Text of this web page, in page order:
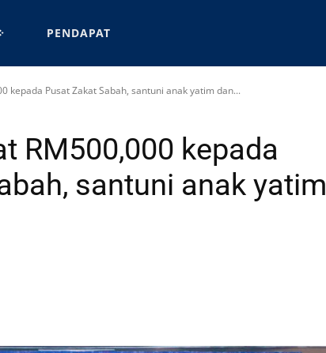
PENDAPAT
kepada Pusat Zakat Sabah, santuni anak yatim dan...
RM500,000 kepada
santuni anak yatim